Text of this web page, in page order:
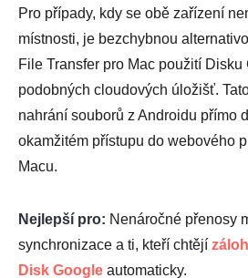
Pro případy, kdy se obě zařízení
místnosti, je bezchybnou
File Transfer pro Mac použití Disku
podobných cloudových úložišť.
nahrání souborů z Androidu přímo
okamžitém přístupu do webového
Macu.
Nejlepší pro: Nenáročné přenosy
synchronizace a ti, kteří chtějí
Disk Google automaticky.